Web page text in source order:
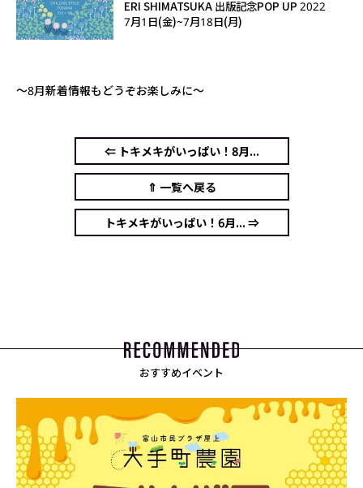
ERI SHIMATSUKA 出版記念POP UP 2022
7月1日(金)~7月18日(月)
～8月新着情報もどうぞお楽しみに～
⇐ トキメキがいっぱい！8月...
⇑ 一覧へ戻る
トキメキがいっぱい！6月... ⇒
おすすめイベント